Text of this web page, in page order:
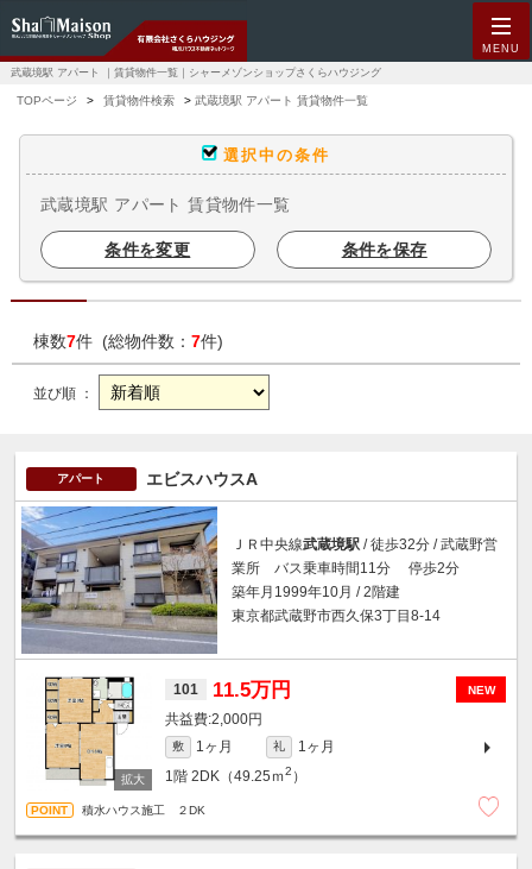
MENU
武蔵境駅 アパート ｜賃貸物件一覧｜シャーメゾンショップさくらハウジング
TOPページ 賃貸物件検索 武蔵境駅 アパート 賃貸物件一覧
選択中の条件
武蔵境駅 アパート 賃貸物件一覧
条件を変更 条件を保存
棟数7件 (総物件数： 7件)
並び順 ：
アパート エビスハウスA
ＪＲ中央線武蔵境駅 / 徒歩32分 / 武蔵野営
業所 バス乗車時間11分 停歩2分
築年月1999年10月 / 2階建
東京都武蔵野市西久保3丁目8-14
NEW
101 11.5万円
2,000円
敷 1ヶ月 礼
1ヶ月
1階 2DK（49.25ｍ2 ）
積水ハウス施工 ２DK